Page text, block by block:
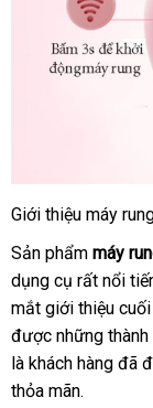
Giới thiệu máy
Sản phẩm máy
dụng cụ phản
hồi
rất nổi
mắt giới thiệu
được to
những
là khách hàng đã
thỏa mãn.